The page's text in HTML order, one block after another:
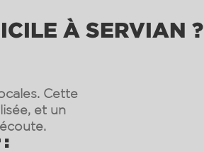
À SERVIAN ?
Cette
et un
: